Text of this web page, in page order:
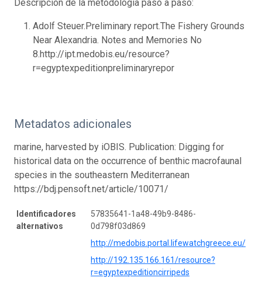
Descripción de la metodología paso a paso:
Adolf Steuer.Preliminary report.The Fishery Grounds
Near Alexandria. Notes and Memories No
8.http://ipt.medobis.eu/resource?
r=egyptexpeditionpreliminaryrepor
Metadatos adicionales
marine, harvested by iOBIS. Publication: Digging for
historical data on the occurrence of benthic macrofaunal
species in the southeastern Mediterranean
https://bdj.pensoft.net/article/10071/
Identificadores
alternativos
57835641-1a48-49b9-8486-
0d798f03d869
http://medobis.portal.lifewatchgreece.eu/
http://192.135.166.161/resource?
r=egyptexpeditioncirripeds